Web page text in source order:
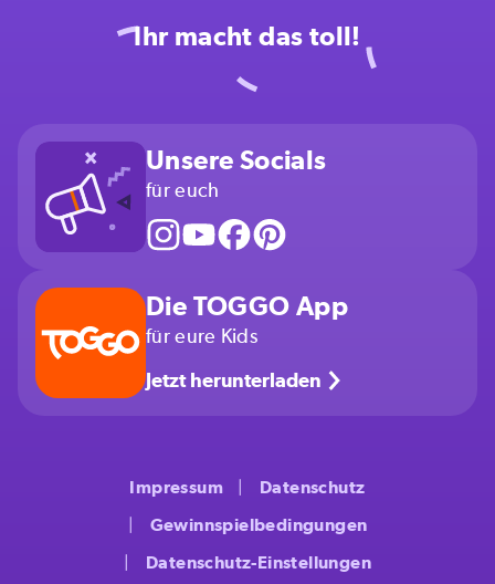
Ihr macht das toll!
Unsere Socials
für euch
Die TOGGO App
für eure Kids
Jetzt herunterladen
Impressum
Datenschutz
Gewinnspielbedingungen
Datenschutz-Einstellungen